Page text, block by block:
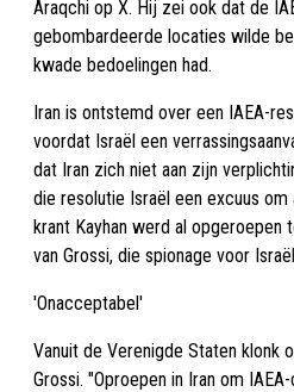
Araqchi op X. Hij zei ook dat de
gebombardeerde locaties wilde
kwade bedoelingen had.
Iran is ontstemd over een IAEA-
voordat Israël een
dat Iran zich niet aan zijn
die resolutie Israël een excuus om
krant Kayhan werd al
van Grossi, die spionage voor
'Onacceptabel'
Vanuit de Verenigde Staten klonk
Grossi. "Oproepen in Iran om